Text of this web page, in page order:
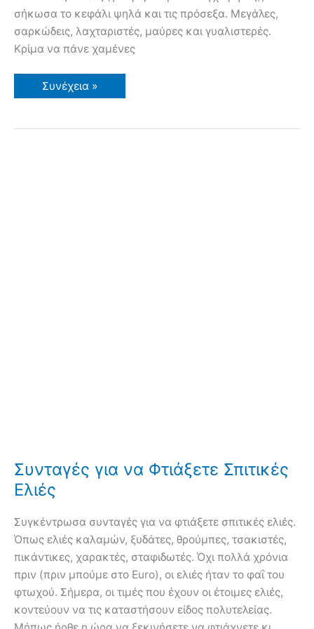
σήκωσα το κεφάλι ψηλά και τις πρόσεξα. Μεγάλες,
σαρκώδεις, λαχταριστές, μαύρες και γυαλιστερές.
Κρίμα να πάνε χαμένες
Πως
Φτιάχνω
Συνέχεια »
Συνταγές για να Φτιάξετε Σπιτικές
Ελιές
Συγκέντρωσα συνταγές για να φτιάξετε σπιτικές ελιές.
Όπως ελιές καλαμών, ξυδάτες, θρούμπες, τσακιστές,
πικάντικες, χαρακτές, σταφιδωτές. Όχι πολλά χρόνια
πριν (πριν μπούμε στο Euro), οι ελιές ήταν το φαΐ του
φτωχού. Σήμερα, οι τιμές που έχουν οι έτοιμες ελιές,
κοντεύουν να τις καταστήσουν είδος πολυτελείας.